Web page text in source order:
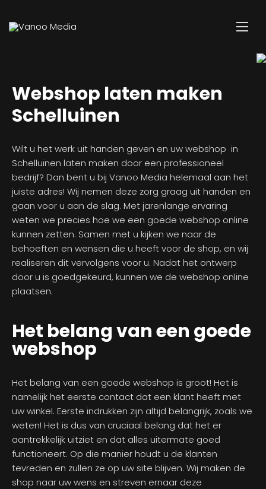
Webshop laten maken
Schelluinen
Wilt u het werk uit handen geven en uw webshop in
Schelluinen laten maken door een professioneel
bedrijf? Dan bent u bij Vanoo Media helemaal aan het
juiste adres! Wij nemen deze zorg graag uit handen en
gaan voor u aan de slag. Met jarenlange ervaring
weten we precies hoe we een goede webshop online
kunnen zetten. Samen met u kijken we naar de
behoeften en wensen die u heeft voor de shop, en wij
realiseren dit vervolgens voor u. Nadat het ontwerp
door u is goedgekeurd, kunnen we de webshop online
plaatsen.
Het belang van een goede
webshop
Het belang van een goede webshop is groot! Het is
namelijk het eerste contact dat een klant heeft met
uw winkel. Eerste indrukken zijn altijd belangrijk, zoals we
weten! Het is dus van cruciaal belang dat het er
aantrekkelijk uitziet en dat alles uitermate goed
functioneert. Op die manier houdt u de klanten
tevreden en zullen ze op uw site blijven. Wij maken de
shop naar uw wens en streven ernaar deze